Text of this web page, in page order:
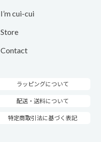
I’m cui-cui
Store
Contact
ラッピングについて
配送・送料について
特定商取引法に基づく表記